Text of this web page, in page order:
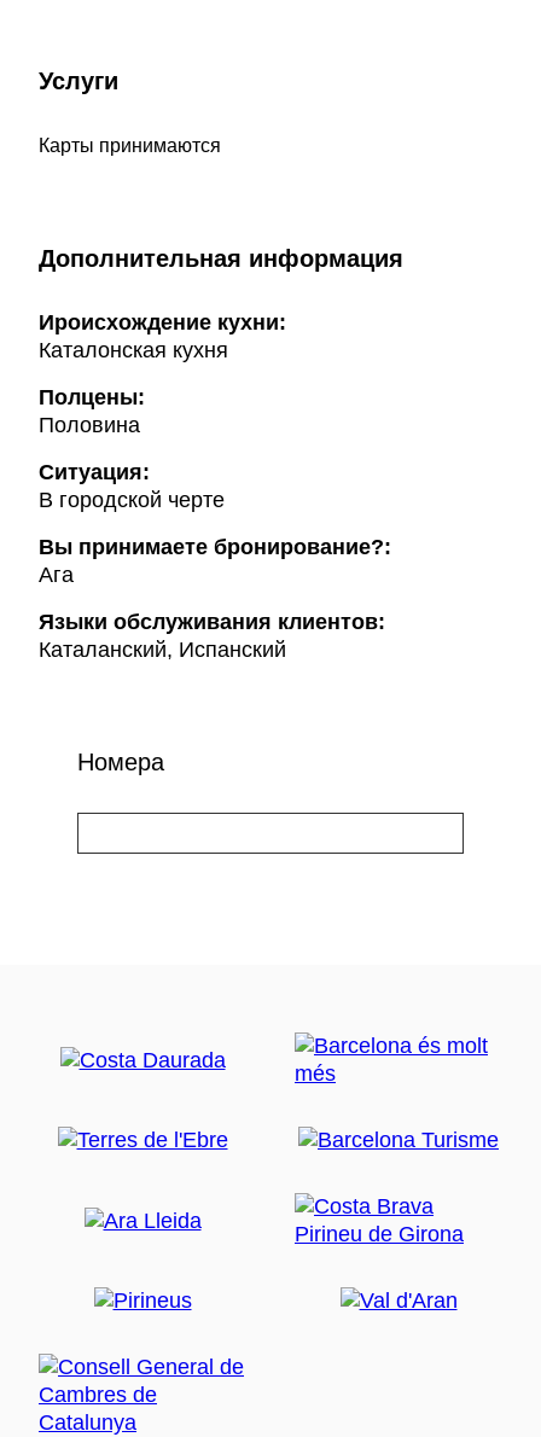
Услуги
Карты принимаются
Дополнительная информация
Ироисхождение кухни:
Каталонская кухня
Полцены:
Половина
Ситуация:
В городской черте
Вы принимаете бронирование?:
Ага
Языки обслуживания клиентов:
Каталанский, Испанский
Номера